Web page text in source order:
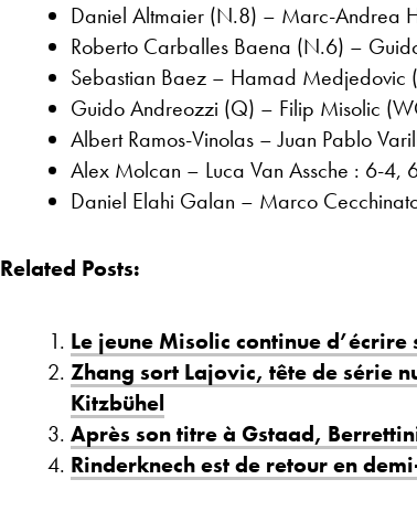
Daniel Altmaier (N.8) – Marc-Andrea
Roberto Carballes Baena (N.6) –
Sebastian Baez – Hamad Medjedovic
Guido Andreozzi (Q) – Filip Misolic
Albert Ramos-Vinolas – Juan Pablo
Alex Molcan – Luca Van Assche : 6-4,
Daniel Elahi Galan – Marco
Related Posts:
Le jeune Misolic continue
Zhang sort Lajovic, tête de série
Kitzbühel
Après son titre à Gstaad,
Rinderknech est de retour en